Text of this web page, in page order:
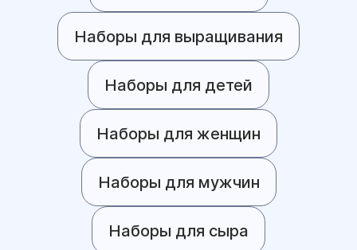
Наборы для выращивания
Наборы для детей
Наборы для женщин
Наборы для мужчин
Наборы для сыра